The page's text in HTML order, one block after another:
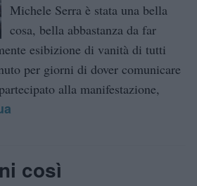
Michele Serra è stata una bella
cosa, bella abbastanza da far
esibizione di vanità di tutti
per giorni di dover comunicare
alla manifestazione,
così